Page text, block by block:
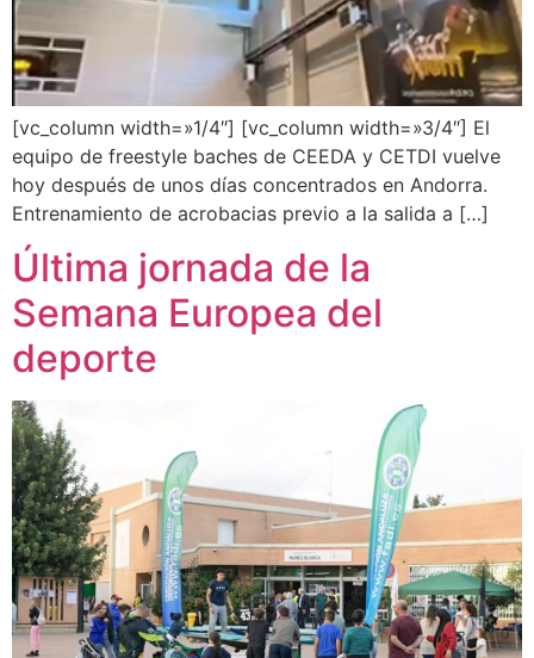
[vc_column width=»1/4″] [vc_column width=»3/4″] El
equipo de freestyle baches de CEEDA y CETDI vuelve
hoy después de unos días concentrados en Andorra.
Entrenamiento de acrobacias previo a la salida a […]
Última jornada de la
Semana Europea del
deporte